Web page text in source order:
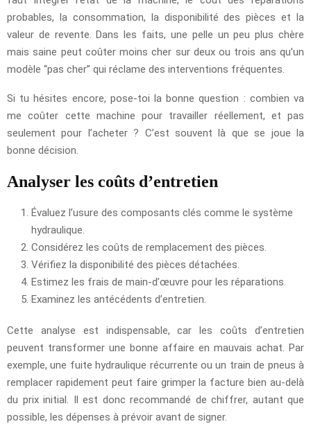
probables, la consommation, la disponibilité des pièces et la
valeur de revente. Dans les faits, une pelle un peu plus chère
mais saine peut coûter moins cher sur deux ou trois ans qu’un
modèle “pas cher” qui réclame des interventions fréquentes.
Si tu hésites encore, pose-toi la bonne question : combien va
me coûter cette machine pour travailler réellement, et pas
seulement pour l’acheter ? C’est souvent là que se joue la
bonne décision.
Analyser les coûts d’entretien
Évaluez l’usure des composants clés comme le système
hydraulique.
Considérez les coûts de remplacement des pièces.
Vérifiez la disponibilité des pièces détachées.
Estimez les frais de main-d’œuvre pour les réparations.
Examinez les antécédents d’entretien.
Cette analyse est indispensable, car les coûts d’entretien
peuvent transformer une bonne affaire en mauvais achat. Par
exemple, une fuite hydraulique récurrente ou un train de pneus à
remplacer rapidement peut faire grimper la facture bien au-delà
du prix initial. Il est donc recommandé de chiffrer, autant que
possible, les dépenses à prévoir avant de signer.